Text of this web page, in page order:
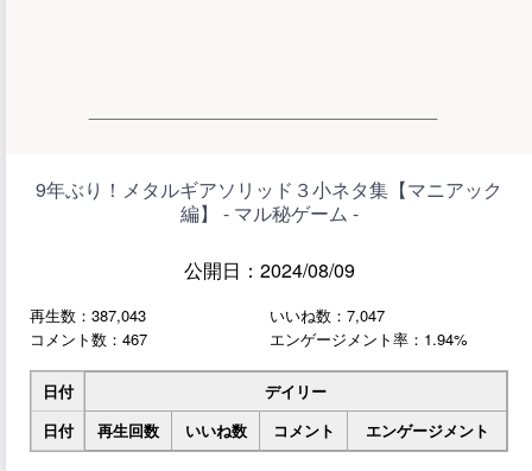
9年ぶり！メタルギアソリッド３小ネタ集【マニアック
編】 - マル秘ゲーム -
公開日：2024/08/09
再生数：387,043
いいね数：7,047
コメント数：467
エンゲージメント率：1.94%
日付
デイリー
日付
再生回数 いいね数 コメント エンゲージメント